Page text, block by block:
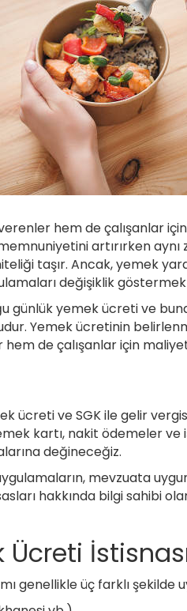
hem de çalışanlar
artırırken
taşır. Ancak, yemek
değişiklik
günlük yemek ücreti ve
Yemek ücretinin
de çalışanlar için
ücreti ve SGK ile gelir
kartı, nakit ödemeler
değineceğiz.
mevzuata
hakkında bilgi sahibi
Ücreti
genellikle üç farklı şekilde